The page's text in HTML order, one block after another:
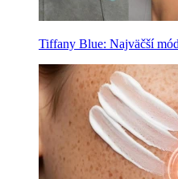
Tiffany Blue: Najväčší